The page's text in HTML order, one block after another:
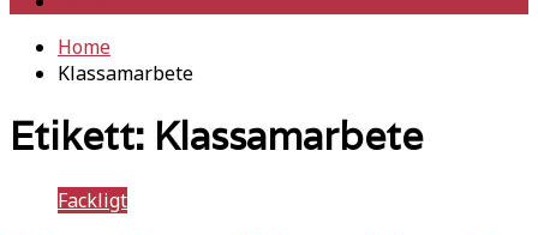
Home
Klassamarbete
Etikett: Klassamarbete
Fackligt